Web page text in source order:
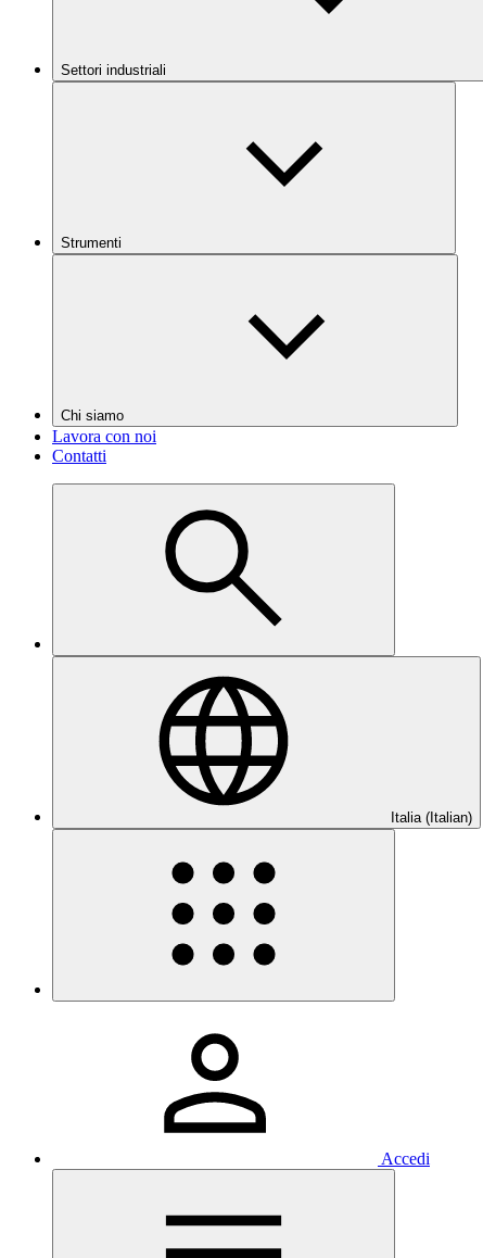
Settori industriali
Strumenti
Chi siamo
Lavora con noi
Contatti
Italia (Italian)
Accedi